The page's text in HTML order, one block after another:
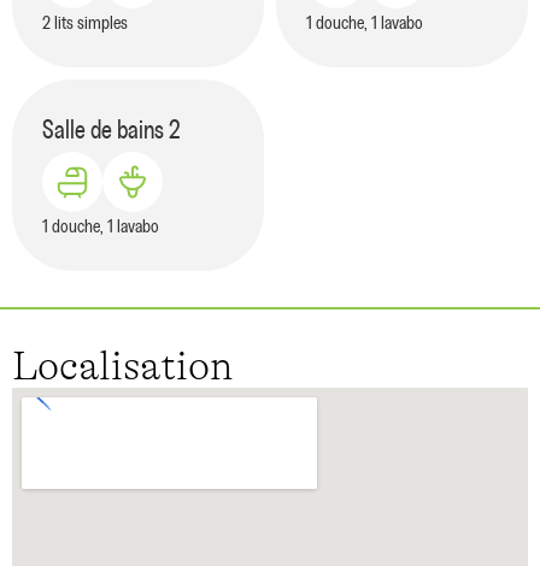
2 lits simples 1 douche, 1 lavabo
Salle de bains2
1 douche, 1 lavabo
Localisation